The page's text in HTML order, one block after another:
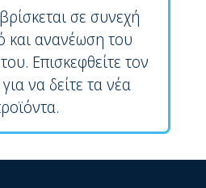
σε συνεχή
και ανανέωση του
Επισκεφθείτε τον
να δείτε τα νέα